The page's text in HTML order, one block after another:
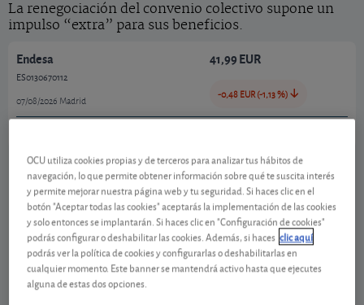
La renegociación del convenio colectivo supone un
impulso “extra” para sus beneficios.
Endesa
ES0130670112
07/08/2026 Madrid
41,99 EUR
-0,48 EUR (-1,13 %)
Mejoran sus resultados semestrales
El resultado obtenido por Endesa en el primer
semestre mejora un 45% (1,06 euros por acción)
respecto al obtenido en 2019. No obstante, las
cuentas incorporan apuntes contables positivos por
la renegociación del convenio colectivo de alrededor
OCU utiliza cookies propias y de terceros para analizar tus hábitos de
navegación, lo que permite obtener información sobre qué te suscita interés
y permite mejorar nuestra página web y tu seguridad. Si haces clic en el
botón "Aceptar todas las cookies" aceptarás la implementación de las cookies
y solo entonces se implantarán. Si haces clic en "Configuración de cookies"
podrás configurar o deshabilitar las cookies. Además, si haces clic aquí
podrás ver la política de cookies y configurarlas o deshabilitarlas en
cualquier momento. Este banner se mantendrá activo hasta que ejecutes
alguna de estas dos opciones.